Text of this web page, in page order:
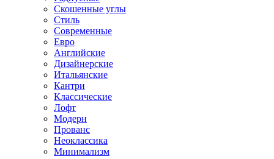
Скошенные углы
Стиль
Современные
Евро
Английские
Дизайнерские
Итальянские
Кантри
Классические
Лофт
Модерн
Прованс
Неоклассика
Минимализм